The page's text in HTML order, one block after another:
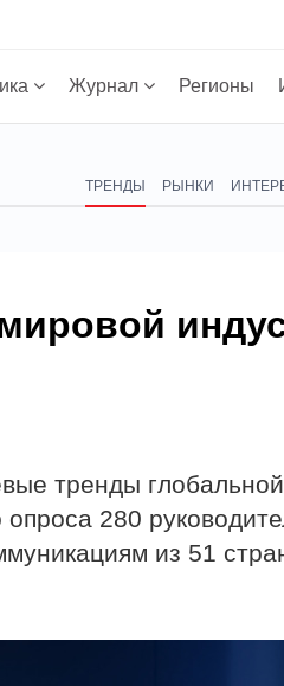
Журнал Регионы
ТРЕНДЫ РЫНКИ
тренды
280
из 51